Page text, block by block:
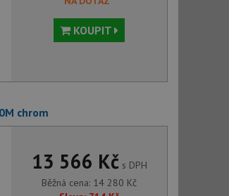
KOUPIT
chrom
13 566 Kčs DPH
Běžná cena: 14 280 Kč